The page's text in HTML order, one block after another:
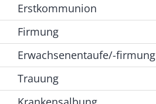
Erstkommunion
Firmung
Erwachsenentaufe/-firmung
Trauung